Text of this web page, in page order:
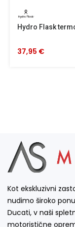
Hydro Flask
37,95 €
Kot ekskluzivni
nudimo široko
Ducati, v naši
motoristične